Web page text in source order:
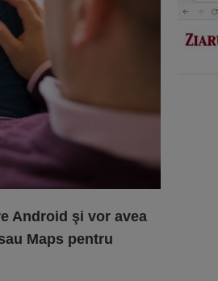
Android şi vor avea
Maps pentru